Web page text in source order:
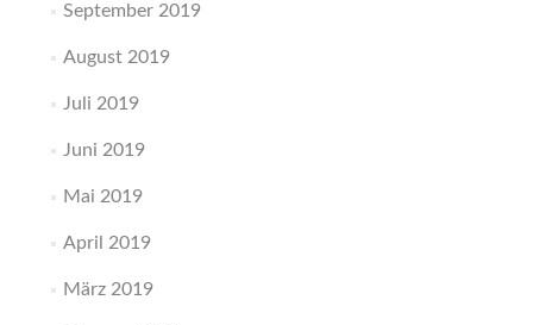
September 2019
August 2019
Juli 2019
Juni 2019
Mai 2019
April 2019
März 2019